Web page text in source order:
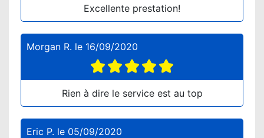
Excellente prestation!
Morgan R. le 16/09/2020
Rien à dire le service est au top
Eric P. le 05/09/2020